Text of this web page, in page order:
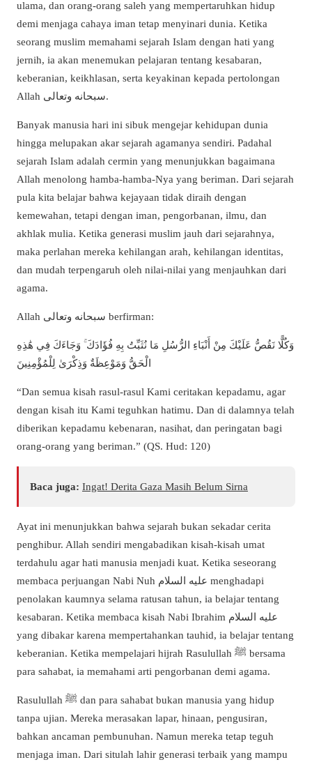
ulama, dan orang-orang saleh yang mempertaruhkan hidup
demi menjaga cahaya iman tetap menyinari dunia. Ketika
seorang muslim memahami sejarah Islam dengan hati yang
jernih, ia akan menemukan pelajaran tentang kesabaran,
keberanian, keikhlasan, serta keyakinan kepada pertolongan
Allah سبحانه وتعالى.
Banyak manusia hari ini sibuk mengejar kehidupan dunia
hingga melupakan akar sejarah agamanya sendiri. Padahal
sejarah Islam adalah cermin yang menunjukkan bagaimana
Allah menolong hamba-hamba-Nya yang beriman. Dari sejarah
pula kita belajar bahwa kejayaan tidak diraih dengan
kemewahan, tetapi dengan iman, pengorbanan, ilmu, dan
akhlak mulia. Ketika generasi muslim jauh dari sejarahnya,
maka perlahan mereka kehilangan arah, kehilangan identitas,
dan mudah terpengaruh oleh nilai-nilai yang menjauhkan dari
agama.
Allah سبحانه وتعالى berfirman:
وَكُلًّا نَقُصُّ عَلَيْكَ مِنْ أَنْبَاءِ الرُّسُلِ مَا نُثَبِّتُ بِهِ فُؤَادَكَ ۚ وَجَاءَكَ فِي هَٰذِهِ
الْحَقُّ وَمَوْعِظَةٌ وَذِكْرَىٰ لِلْمُؤْمِنِينَ
“Dan semua kisah rasul-rasul Kami ceritakan kepadamu, agar
dengan kisah itu Kami teguhkan hatimu. Dan di dalamnya telah
diberikan kepadamu kebenaran, nasihat, dan peringatan bagi
orang-orang yang beriman.” (QS. Hud: 120)
Baca juga: Ingat! Derita Gaza Masih Belum Sirna
Ayat ini menunjukkan bahwa sejarah bukan sekadar cerita
penghibur. Allah sendiri mengabadikan kisah-kisah umat
terdahulu agar hati manusia menjadi kuat. Ketika seseorang
membaca perjuangan Nabi Nuh عليه السلام menghadapi
penolakan kaumnya selama ratusan tahun, ia belajar tentang
kesabaran. Ketika membaca kisah Nabi Ibrahim عليه السلام
yang dibakar karena mempertahankan tauhid, ia belajar tentang
keberanian. Ketika mempelajari hijrah Rasulullah ﷺ bersama
para sahabat, ia memahami arti pengorbanan demi agama.
Rasulullah ﷺ dan para sahabat bukan manusia yang hidup
tanpa ujian. Mereka merasakan lapar, hinaan, pengusiran,
bahkan ancaman pembunuhan. Namun mereka tetap teguh
menjaga iman. Dari situlah lahir generasi terbaik yang mampu